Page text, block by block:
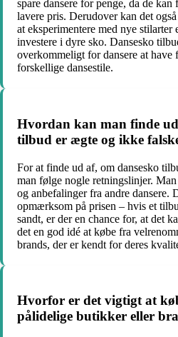
spare dansere for penge, da de
lavere pris. Derudover kan det
at eksperimentere med nye stilarter
investere i dyre sko. Dansesko
overkommeligt for dansere at have
forskellige dansestile.
Hvordan kan man finde
tilbud er ægte og ikke
For at finde ud af, om dansesko
man følge nogle retningslinjer.
og anbefalinger fra andre dansere.
opmærksom på prisen – hvis et
sandt, er der en chance for, at det
det en god idé at købe fra
brands, der er kendt for deres
Hvorfor er det vigtigt at
pålidelige butikker eller